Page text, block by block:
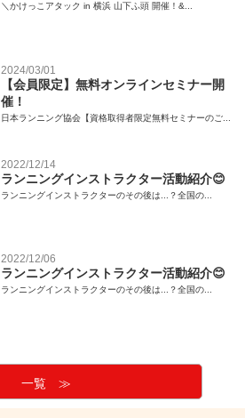
＼かけっこアタック in 横浜 山下ふ頭 開催！&...
2024/03/01
【会員限定】無料オンラインセミナー開
催！
日本ランニング協会【資格取得者限定無料セミナーのご...
2022/12/14
ランニングインストラクター活動紹介😊
ランニングインストラクターのその後は...？全国の...
2022/12/06
ランニングインストラクター活動紹介😊
ランニングインストラクターのその後は...？全国の...
一覧 ≫